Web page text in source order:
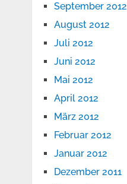
September 2012
August 2012
Juli 2012
Juni 2012
Mai 2012
April 2012
März 2012
Februar 2012
Januar 2012
Dezember 2011